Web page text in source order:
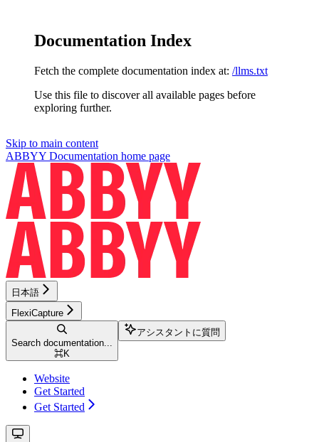
Documentation Index
Fetch the complete documentation index at: /llms.txt
Use this file to discover all available pages before
exploring further.
Skip to main content
ABBYY Documentation home page
日本語
FlexiCapture
Search documentation...
⌘K
アシスタントに質問
Website
Get Started
Get Started